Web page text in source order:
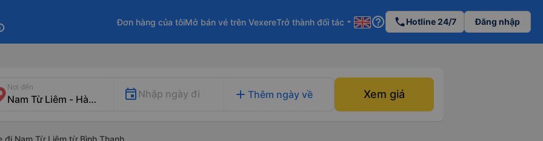
Đơn hàng của tôiMở bán vé trên VexereTrở thành đối tác arrow_drop_down help_outline phoneHotline 24/7 Đăng nhập
Nơi đến
Nhập ngày đi add Thêm ngày về Xem giá
đi Nam Từ Liêm từ Bình Thạnh